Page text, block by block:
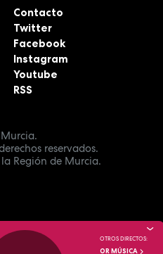
reservados.
Región de Murcia.
Contacto
Twitter
Facebook
Instagram
Youtube
RSS
OTROS DIRECTOS:
OR MÚSICA